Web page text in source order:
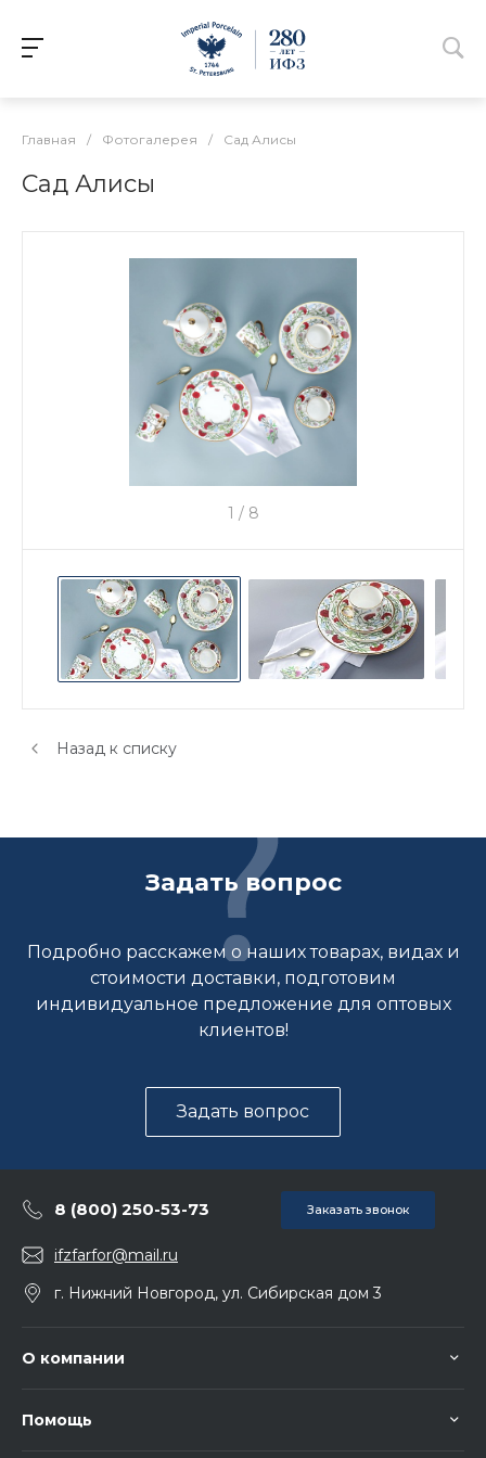
Главная / Фотогалерея / Сад Алисы
Сад Алисы
1 / 8
Назад к списку
Задать вопрос
Подробно расскажем о наших товарах, видах и
стоимости доставки, подготовим
индивидуальное предложение для оптовых
клиентов!
Задать вопрос
8 (800) 250-53-73 Заказать звонок
ifzfarfor@mail.ru
г. Нижний Новгород, ул. Сибирская дом 3
О компании
Помощь